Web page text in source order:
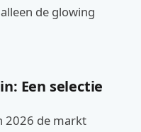
de glowing
Een selectie
2026 de markt